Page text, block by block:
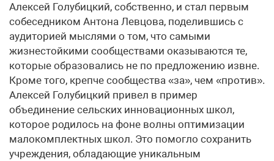
Алексей Голубицкий, собственно, и стал первым
собеседником Антона Левцова, поделившись с
аудиторией мыслями о том, что самыми
жизнестойкими сообществами оказываются те,
которые образовались не по предложению извне.
Кроме того, крепче сообщества «за», чем «против».
Алексей Голубицкий привел в пример
объединение сельских инновационных школ,
которое родилось на фоне волны оптимизации
малокомплектных школ. Это помогло сохранить
учреждения, обладающие уникальным